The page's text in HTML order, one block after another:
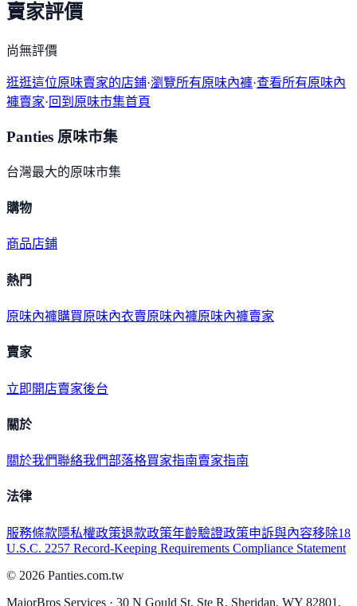
賣家評價
尚無評價
逛逛這位原味賣家的店鋪·瀏覽所有原味內褲·查看所有原味內
褲賣家·回到原味市集首頁
Panties 原味市集
台灣最大的原味市集
購物
商品店鋪
熱門
原味內褲購買原味內衣賣原味內褲原味內褲賣家
賣家
立即開店賣家後台
關於
關於我們聯絡我們部落格買家指南賣家指南
法律
服務條款隱私權政策退款政策年齡驗證政策申訴與內容移除18
U.S.C. 2257 Record-Keeping Requirements Compliance Statement
© 2026 Panties.com.tw
MajorBros Services · 30 N Gould St, Ste R, Sheridan, WY 82801,